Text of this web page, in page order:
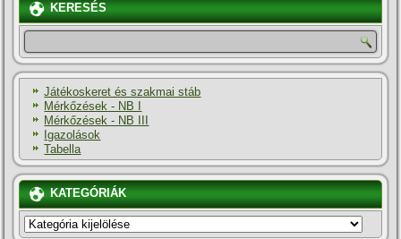
KERESÉS
Játékoskeret és szakmai stáb
Mérkőzések - NB I
Mérkőzések - NB III
Igazolások
Tabella
KATEGÓRIÁK
KATEGÓRIÁK